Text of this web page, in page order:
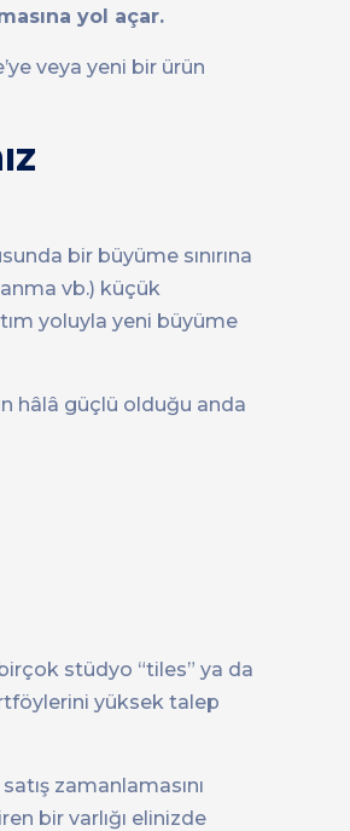
yol açar.
veya yeni bir ürün
bir büyüme sınırına
vb.) küçük
yoluyla yeni büyüme
hâlâ güçlü olduğu anda
stüdyo “tiles” ya da
yüksek talep
zamanlamasını
bir varlığı elinizde